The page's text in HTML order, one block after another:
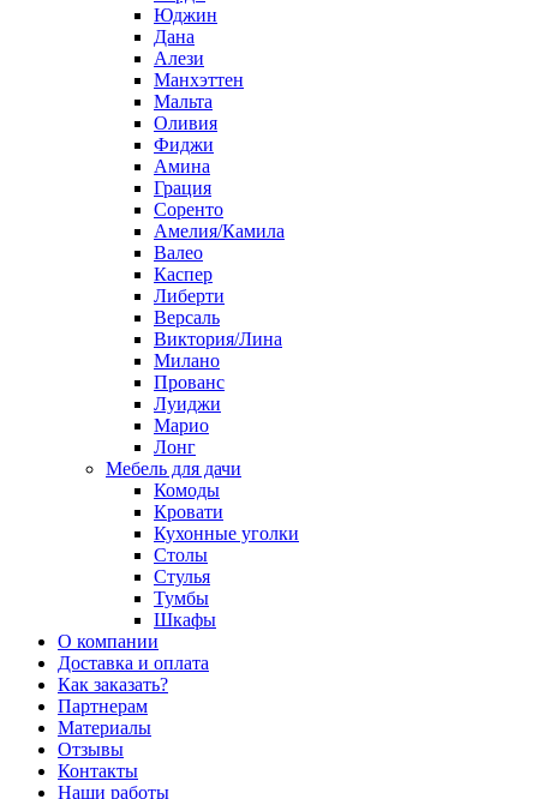
Юджин
Дана
Алези
Манхэттен
Мальта
Оливия
Фиджи
Амина
Грация
Соренто
Амелия/Камила
Валео
Каспер
Либерти
Версаль
Виктория/Лина
Милано
Прованс
Луиджи
Марио
Лонг
Мебель для дачи
Комоды
Кровати
Кухонные уголки
Столы
Стулья
Тумбы
Шкафы
О компании
Доставка и оплата
Как заказать?
Партнерам
Материалы
Отзывы
Контакты
Наши работы